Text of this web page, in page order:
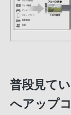
普段見て
へアップ